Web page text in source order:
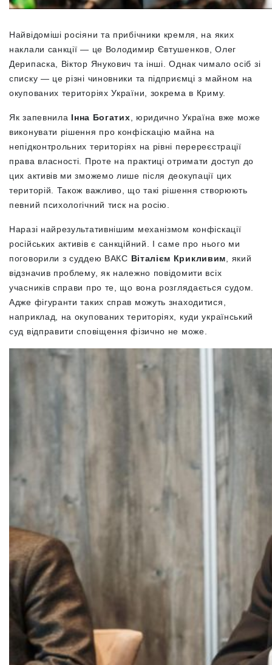
Найвідоміші росіяни та прибічники кремля, на яких
наклали санкції — це Володимир Євтушенков, Олег
Дерипаска, Віктор Янукович та інші. Однак чимало осіб зі
списку — це різні чиновники та підприємці з майном на
окупованих територіях України, зокрема в Криму.
Як запевнила Інна Богатих , юридично Україна вже може
виконувати рішення про конфіскацію майна на
непідконтрольних територіях на рівні перереєстрації
права власності. Проте на практиці отримати доступ до
цих активів ми зможемо лише після деокупації цих
територій. Також важливо, що такі рішення створюють
певний психологічний тиск на росію.
Наразі найрезультативнішим механізмом конфіскації
російських активів є санкційний. І саме про нього ми
поговорили з суддею ВАКС Віталієм Крикливим , який
відзначив проблему, як належно повідомити всіх
учасників справи про те, що вона розглядається судом.
Адже фігуранти таких справ можуть знаходитися,
наприклад, на окупованих територіях, куди український
суд відправити сповіщення фізично не може.